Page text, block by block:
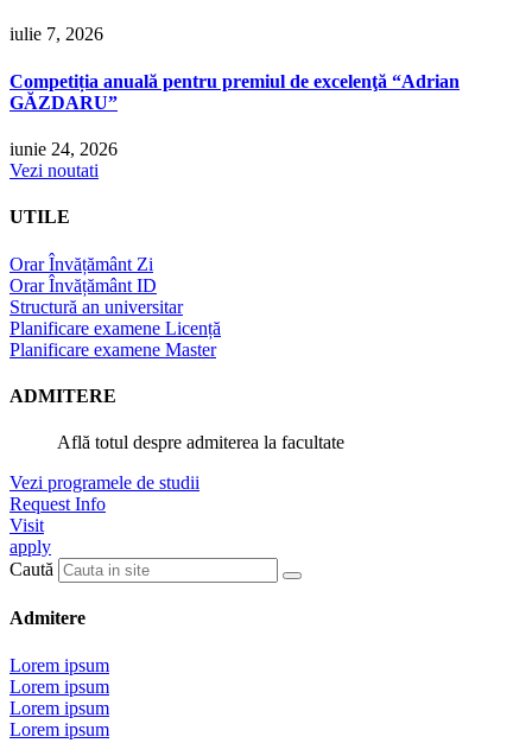
iulie 7, 2026
Competiția anuală pentru premiul de excelenţă “Adrian
GĂZDARU”
iunie 24, 2026
Vezi noutati
UTILE
Orar Învățământ Zi
Orar Învățământ ID
Structură an universitar
Planificare examene Licență
Planificare examene Master
ADMITERE
Află totul despre admiterea la facultate
Vezi programele de studii
Request Info
Visit
apply
Caută
Admitere
Lorem ipsum
Lorem ipsum
Lorem ipsum
Lorem ipsum